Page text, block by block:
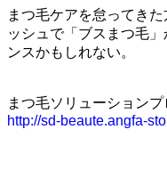
まつ毛ケアを怠ってき
ッシュで「ブスまつ毛
ンスかもしれない。
まつ毛ソリューション
http://sd-beaute.angfa-